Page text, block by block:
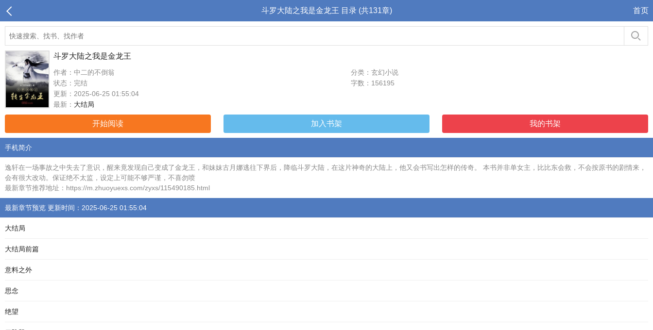
斗罗大陆之我是金龙王 目录 (共131章) 首页
斗罗大陆之我是金龙王
作者：中二的不倒翁
分类：玄幻小说
状态：完结
字数：156195
更新：2025-06-25 01:55:04
最新： 大结局
开始阅读 加入书架 我的书架
手机简介
逸轩在一场事故之中失去了意识，醒来竟发现自己变成了金龙王，和妹妹古月娜逃往下界后，降临斗罗大陆，在这片神奇的大陆上，他又会书写出怎样的传奇。 本书并非单女主，比比东会救，不会按原书的剧情来，
会有很大改动。保证绝不太监，设定上可能不够严谨，不喜勿喷
最新章节推荐地址：https://m.zhuoyuexs.com/zyxs/115490185.html
最新章节预览 更新时间：2025-06-25 01:55:04
大结局
大结局前篇
意料之外
思念
绝望